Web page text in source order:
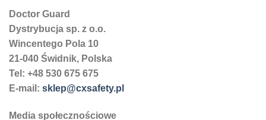
Doctor Guard
Dystrybucja sp. z o.o.
Wincentego Pola 10
21-040 Świdnik, Polska
Tel: +48 530 675 675
E-mail: sklep@cxsafety.pl
Media społecznościowe